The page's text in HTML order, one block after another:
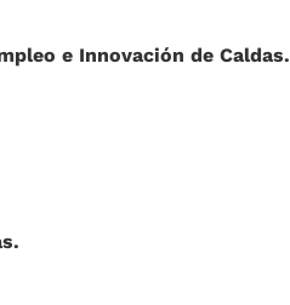
e Innovación de Caldas.